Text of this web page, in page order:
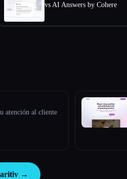
vs AI Answers by Cohere
atención al cliente
→